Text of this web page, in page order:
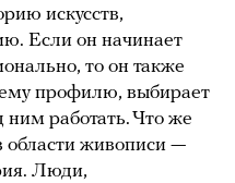
искусств,
Если он начинает
то он также
профилю, выбирает
работать. Что же
области живописи —
Люди,